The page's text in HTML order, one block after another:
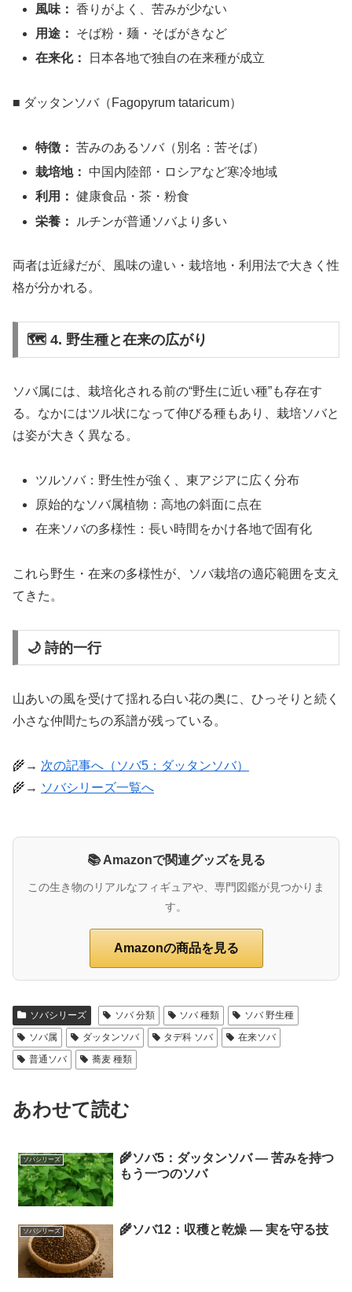
風味： 香りがよく、苦みが少ない
用途：
そば粉・麺・そばがきなど
在来化：
日本各地で独自の在来種が成立
■ ダッタンソバ（Fagopyrum tataricum）
特徴： 苦みのあるソバ（別名：苦そば）
栽培地：
中国内陸部・ロシアなど寒冷地域
利用： 健康食品・茶・粉食
栄養：
ルチンが普通ソバより多い
両者は近縁だが、風味の違い・栽培地・利用法で大きく性
格が分かれる。
🗺 4. 野生種と在来の広がり
ソバ属には、栽培化される前の“野生に近い種”も存在す
る。なかにはツル状になって伸びる種もあり、栽培ソバと
は姿が大きく異なる。
ツルソバ：野生性が強く、東アジアに広く分布
原始的なソバ属植物：高地の斜面に点在
在来ソバの多様性：長い時間をかけ各地で固有化
これら野生・在来の多様性が、ソバ栽培の適応範囲を支え
てきた。
🌙 詩的一行
山あいの風を受けて揺れる白い花の奥に、ひっそりと続く
小さな仲間たちの系譜が残っている。
🌾→ 次の記事へ（ソバ5：ダッタンソバ）
🌾→ ソバシリーズ一覧へ
📚 Amazonで関連グッズを見る
この生き物のリアルなフィギュアや、専門図鑑が見つかりま
す。
Amazonの商品を見る
ソバシリーズ ソバ 分類 ソバ 種類
ソバ 野生種
ソバ属
ダッタンソバ タデ科 ソバ
在来ソバ
普通ソバ
蕎麦 種類
あわせて読む
ソバシリーズ
🌾ソバ5：ダッタンソバ ― 苦みを持つ
もう一つのソバ
ソバシリーズ 🌾ソバ12：収穫と乾燥 ― 実を守る技